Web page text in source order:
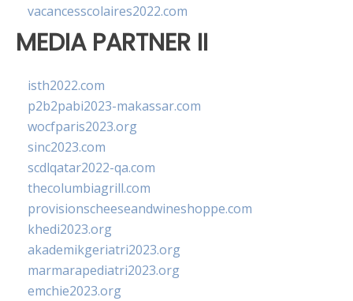
vacancesscolaires2022.com
MEDIA PARTNER II
isth2022.com
p2b2pabi2023-makassar.com
wocfparis2023.org
sinc2023.com
scdlqatar2022-qa.com
thecolumbiagrill.com
provisionscheeseandwineshoppe.com
khedi2023.org
akademikgeriatri2023.org
marmarapediatri2023.org
emchie2023.org